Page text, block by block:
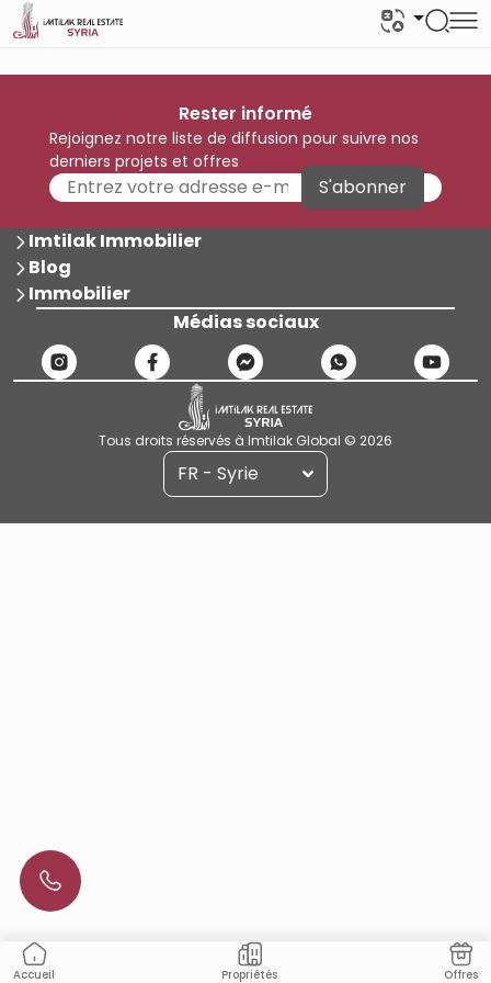
Accueil Propriétés Offres
Rester informé
Rejoignez notre liste de diffusion pour suivre nos
derniers projets et offres
S'abonner
Imtilak Immobilier
Blog
Immobilier
Médias sociaux
Tous droits réservés à Imtilak Global © 2026
FR - Syrie